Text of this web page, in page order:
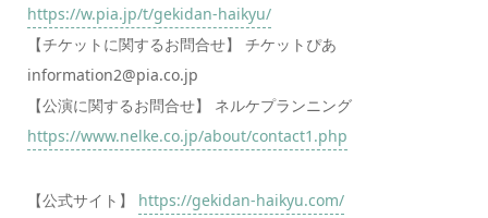
https://w.pia.jp/t/gekidan-haikyu/
【チケットに関するお問合せ】 チケットぴあ
information2@pia.co.jp
【公演に関するお問合せ】 ネルケプランニング
https://www.nelke.co.jp/about/contact1.php
【公式サイト】 https://gekidan-haikyu.com/